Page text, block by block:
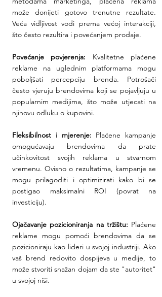
može donijeti gotovo trenutne rezultate.
Veća vidljivost vodi prema većoj interakciji,
što često rezultira i povećanjem prodaje.
Povećanje povjerenja: Kvalitetne plaćene
reklame na uglednim platformama mogu
poboljšati percepciju brenda. Potrošači
često vjeruju brendovima koji se pojavljuju u
popularnim medijima, što može utjecati na
njihovu odluku o kupovini.
Fleksibilnost i mjerenje: Plaćene kampanje
omogućavaju brendovima da prate
učinkovitost svojih reklama u stvarnom
vremenu. Ovisno o rezultatima, kampanje se
mogu prilagoditi i optimizirati kako bi se
postigao maksimalni ROI (povrat na
investiciju).
Ojačavanje pozicioniranja na tržištu: Plaćene
reklame mogu pomoći brendovima da se
pozicioniraju kao lideri u svojoj industriji. Ako
vaš brend redovito dospijeva u medije, to
može stvoriti snažan dojam da ste "autoritet"
u svojoj niši.